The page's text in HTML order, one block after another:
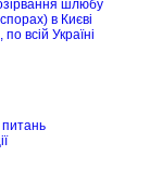
шлюбу
в Києві
всій Україні
питань